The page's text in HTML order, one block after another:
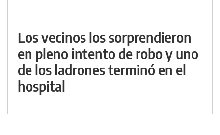
Los vecinos los sorprendieron
en pleno intento de robo y uno
de los ladrones terminó en el
hospital